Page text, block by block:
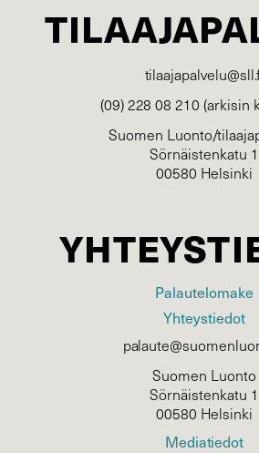
(09) 228 08 210 (arkisin
Suomen Luonto/
Sörnäistenkatu 1
00580 Helsinki
Palautelomake
Yhteystiedot
Suomen Luonto
Sörnäistenkatu 1
00580 Helsinki
Mediatiedot